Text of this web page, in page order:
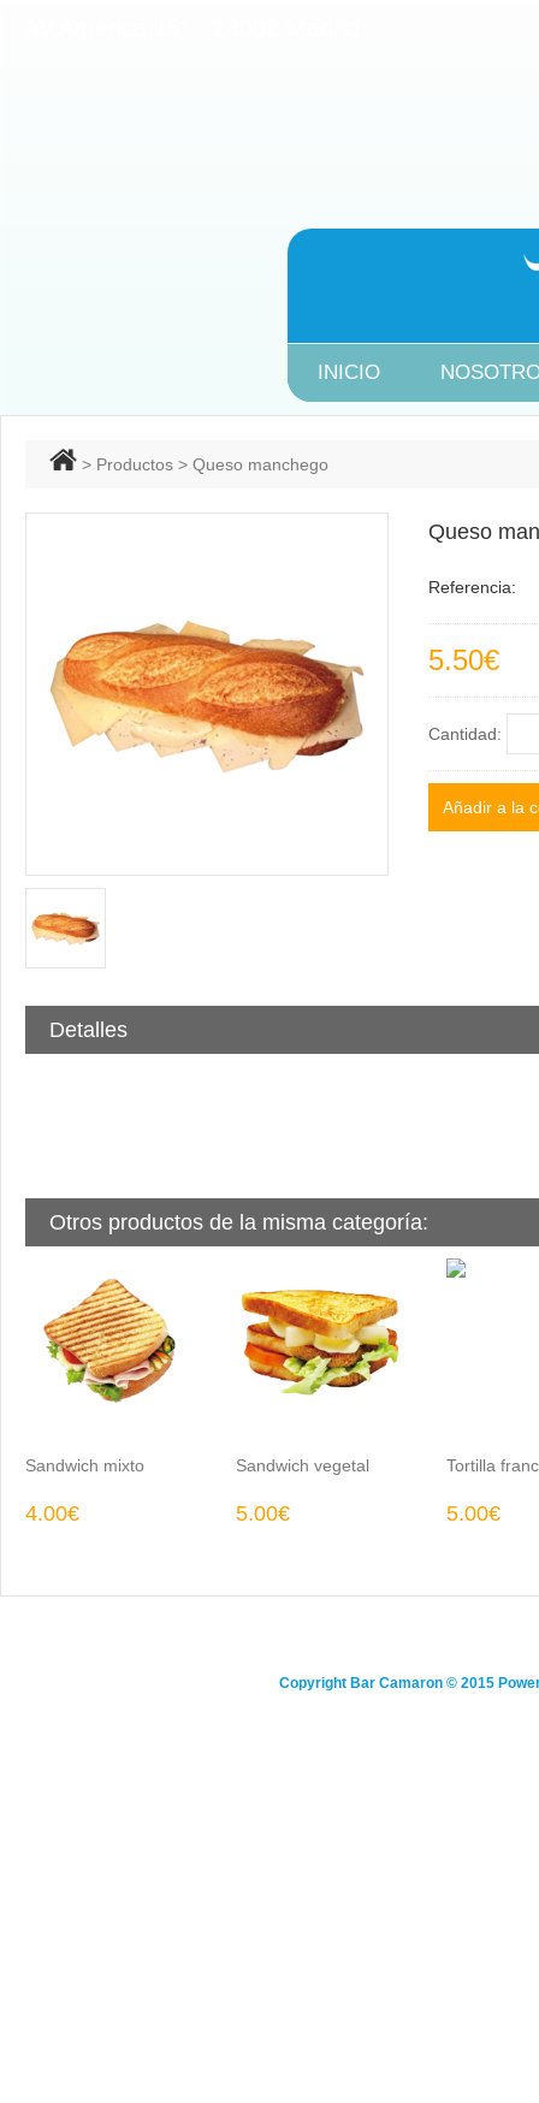
INICIO
> Productos > Queso manchego
Queso
Referencia:
5.50€
Cantidad:
Detalles
Otros productos de la misma categoría:
Sandwich mixto
4.00€
Sandwich vegetal
5.00€
Tortilla
5.00€
Copyright Bar Camaron© 2015